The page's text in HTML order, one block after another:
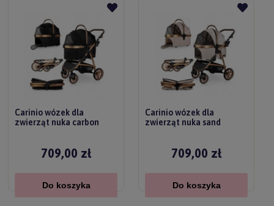
Carinio wózek dla
zwierząt nuka carbon
709,00 zł
Do koszyka
Carinio wózek dla
zwierząt nuka sand
709,00 zł
Do koszyka